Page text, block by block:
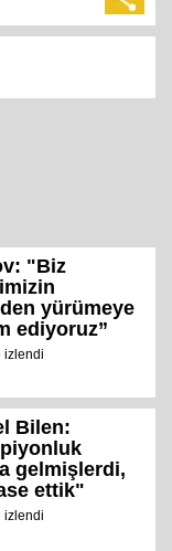
"Biz
yürümeye
ediyoruz”
izlendi
Bilen:
gelmişlerdi,
ettik"
izlendi